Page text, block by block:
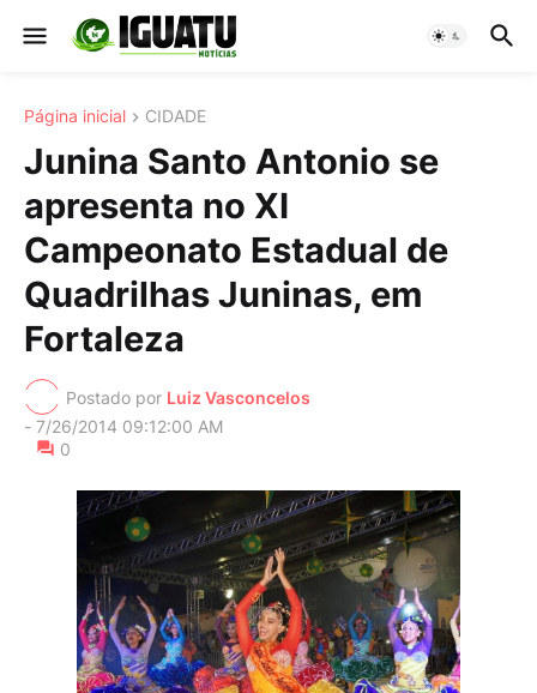
Página inicial CIDADE
Junina Santo Antonio se
apresenta no XI
Campeonato Estadual de
Quadrilhas Juninas, em
Fortaleza
Postado por Luiz Vasconcelos
- 7/26/2014 09:12:00 AM
0